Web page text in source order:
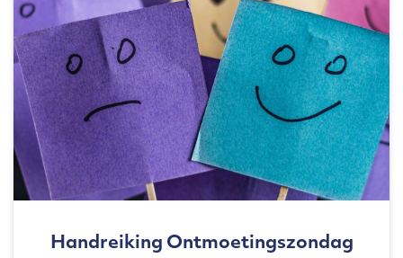
Handreiking Ontmoetingszondag